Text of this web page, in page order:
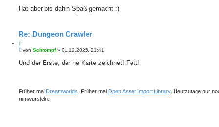
Hat aber bis dahin Spaß gemacht :)
Re: Dungeon Crawler
i
n
Bvon Schrompf» 01.12.2025, 21:41
Und der Erste, der ne Karte zeichnet! Fett!
Früher mal Dreamworlds . Früher mal Open Asset Import Library . Heutzutage nur
rumwursteln.